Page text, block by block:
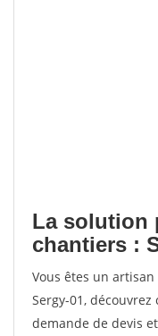
La solution
chantiers :
Vous êtes un
Sergy-01,
demande de devis